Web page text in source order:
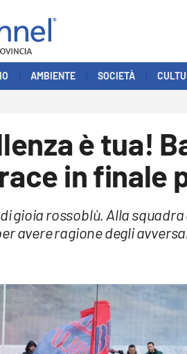
AMBIENTE SOCIETÀ
è tua!
in finale
gioia rossoblù. Alla
avere ragione degli